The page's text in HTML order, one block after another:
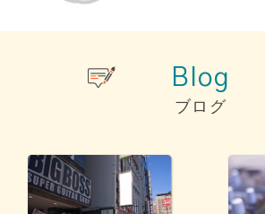
Blog
ブログ